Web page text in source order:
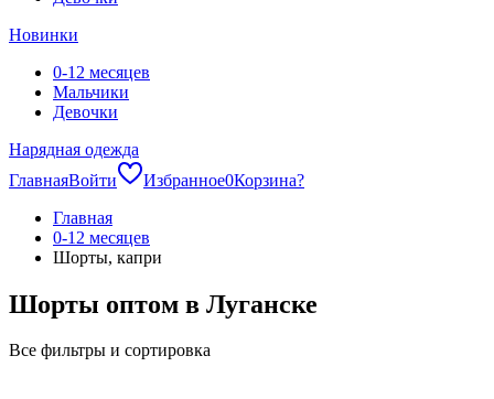
Новинки
0-12 месяцев
Мальчики
Девочки
Нарядная одежда
ГлавнаяВойти Избранное0Корзина?
Главная
0-12 месяцев
Шорты, капри
Шорты оптом в Луганске
Все фильтры и сортировка